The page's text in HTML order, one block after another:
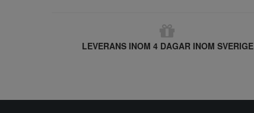
LEVERANS INOM 4 DAGAR INOM SVERIGE